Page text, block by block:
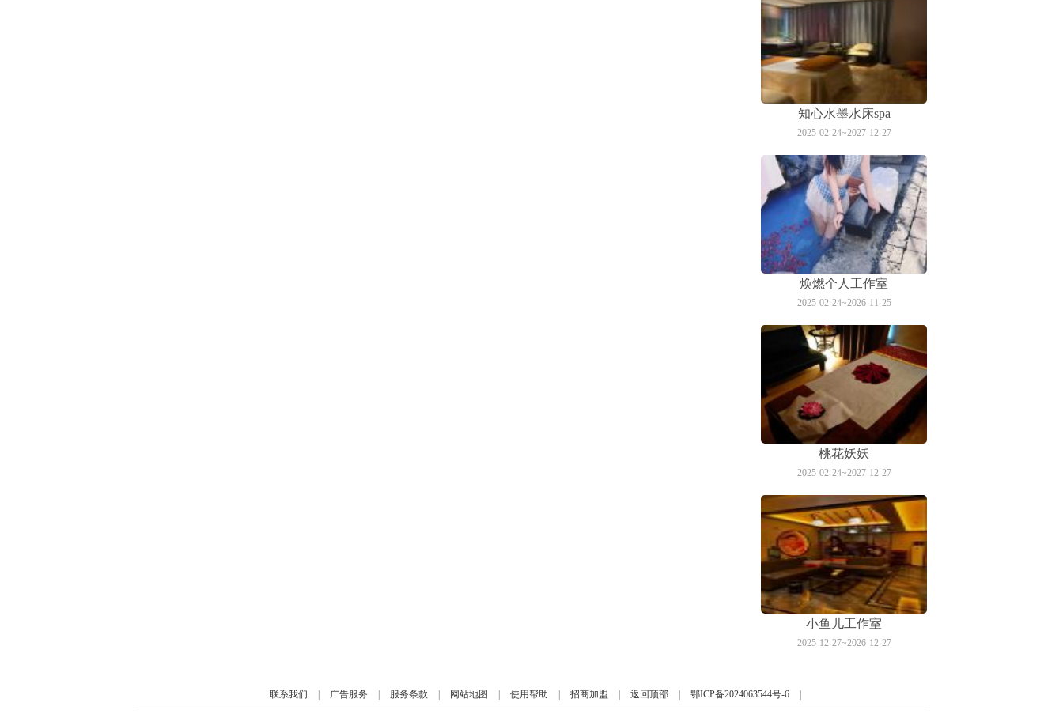
知心水墨水床spa
2025-02-24~2027-12-27
焕燃个人工作室
2025-02-24~2026-11-25
桃花妖妖
2025-02-24~2027-12-27
小鱼儿工作室
2025-12-27~2026-12-27
联系我们 广告服务 服务条款 网站地图 使用帮助 招商加盟 返回顶部 鄂ICP备2024063544号-6